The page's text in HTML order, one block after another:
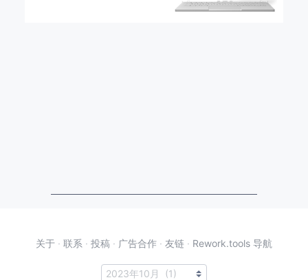
关于 · 联系 · 投稿 · 广告合作 · 友链 · Rework.tools 导航